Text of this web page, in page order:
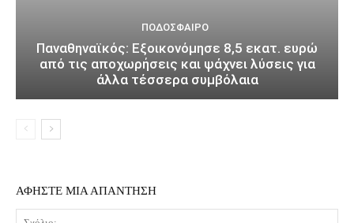
ΠΟΔΌΣΦΑΙΡΟ
Παναθηναϊκός: Εξοικονόμησε 8,5 εκατ. ευρώ
από τις αποχωρήσεις και ψάχνει λύσεις για
άλλα τέσσερα συμβόλαια
ΑΦΗΣΤΕ ΜΙΑ ΑΠΑΝΤΗΣΗ